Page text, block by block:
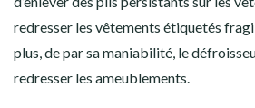
redresser les vêtements étiquetés
plus, de par sa maniabilité, le
redresser les ameublements.